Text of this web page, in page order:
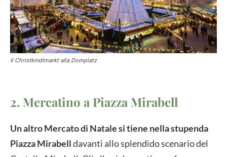
Il Christkindlmarkt alla Domplatz
2. Mercatino a Piazza Mirabell
Un altro Mercato di Natale si tiene nella stupenda
Piazza Mirabelldavanti allo splendido scenario del